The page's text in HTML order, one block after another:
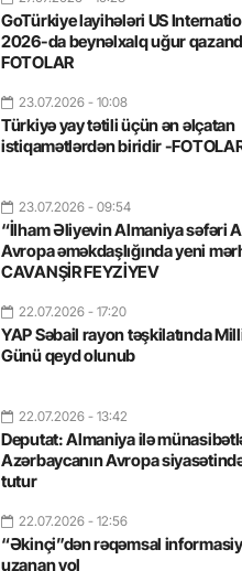
GoTürkiye layihələri US
2026-da beynəlxalq uğur
FOTOLAR
23.07.2026 - 10:08
Türkiyə yay tətili üçün ən əlçatan
istiqamətlərdən biridir -
23.07.2026 - 09:54
“İlham Əliyevin Almaniya səfəri
Avropa əməkdaşlığında yeni
CAVANŞİR FEYZİYEV
22.07.2026 - 17:20
YAP Səbail rayon təşkilatında
Günü qeyd olunub
22.07.2026 - 13:42
Deputat: Almaniya ilə
Azərbaycanın Avropa
tutur
22.07.2026 - 12:56
“Əkinçi”dən rəqəmsal
uzanan yol